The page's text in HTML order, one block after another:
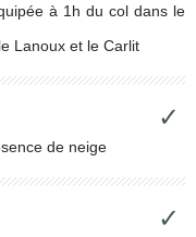
à 1h du col dans le
Lanoux et le Carlit
✓
de neige
✓